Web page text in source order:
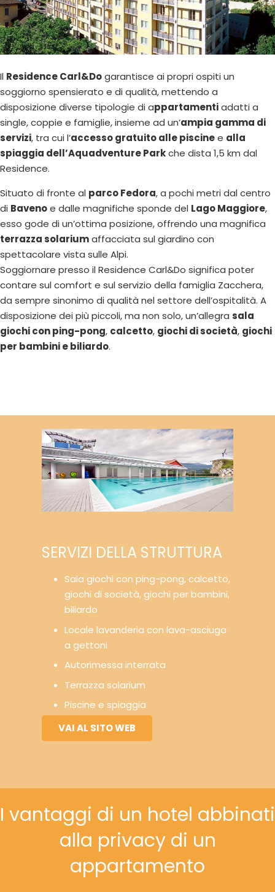
Il Residence Carl&Dogarantisce ai propri ospiti un
soggiorno spensierato e di qualità, mettendo a
disposizione diverse tipologie di appartamentiadatti a
single, coppie e famiglie, insieme ad un’ampia gamma di
servizi, tra cui l’accesso gratuito alle piscinee alla
spiaggia dell’Aquadventure Parkche dista 1,5 km dal
Residence.
Situato di fronte al parco Fedora, a pochi metri dal centro
di Bavenoe dalle magnifiche sponde del Lago Maggiore,
esso gode di un’ottima posizione, offrendo una magnifica
terrazza solariumaffacciata sul giardino con
spettacolare vista sulle Alpi.
Soggiornare presso il Residence Carl&Do significa poter
contare sul comfort e sul servizio della famiglia Zacchera,
da sempre sinonimo di qualità nel settore dell’ospitalità. A
disposizione dei più piccoli, ma non solo, un’allegra sala
giochi con ping-pong, calcetto, giochi di società, giochi
per bambini e biliardo.
SERVIZI DELLA STRUTTURA
Sala giochi con ping-pong, calcetto,
giochi di società, giochi per bambini,
biliardo
Locale lavanderia con lava-asciuga
a gettoni
Autorimessa interrata
Terrazza solarium
Piscine e spiaggia
VAI AL SITO WEB
I vantaggi di un hotel abbinati
alla privacy di un
appartamento